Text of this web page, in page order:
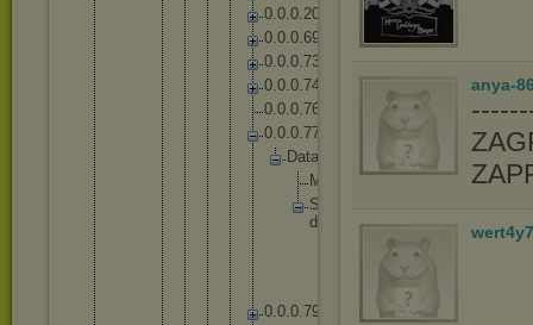
0.0.0.20
0.0.0.69
0.0.0.73
0.0.0.74
0.0.0.76
0.0.0.77
Data
M
S
d
0.0.0.79
anya-